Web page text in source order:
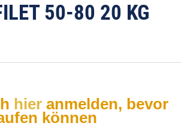
50-80 20 KG
hieranmelden, bevor
können